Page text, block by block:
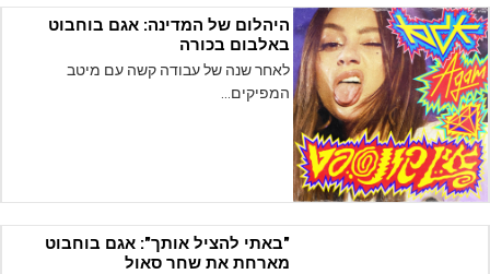
היהלום של המדינה: אגם בוחבוט
באלבום בכורה
לאחר שנה של עבודה קשה עם מיטב
המפיקים…
"באתי להציל אותך": אגם בוחבוט
מארחת את שחר סאול